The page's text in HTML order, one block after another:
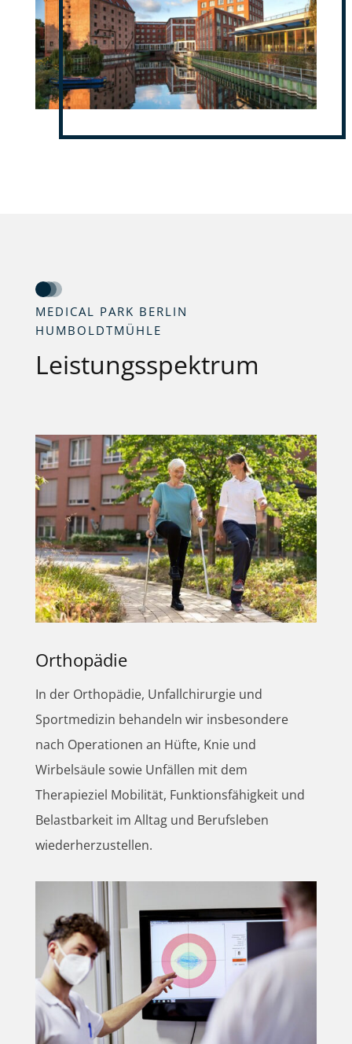
MEDICAL PARK BERLIN
HUMBOLDTMÜHLE
Leistungsspektrum
Orthopädie
In der Orthopädie, Unfallchirurgie und
Sportmedizin behandeln wir insbesondere
nach Operationen an Hüfte, Knie und
Wirbelsäule sowie Unfällen mit dem
Therapieziel Mobilität, Funktionsfähigkeit und
Belastbarkeit im Alltag und Berufsleben
wiederherzustellen.